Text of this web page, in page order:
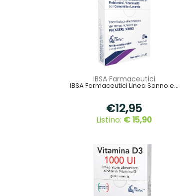
IBSA Farmaceutici
IBSA Farmaceutici Linea Sonno e...
€12,95
Listino: € 15,90